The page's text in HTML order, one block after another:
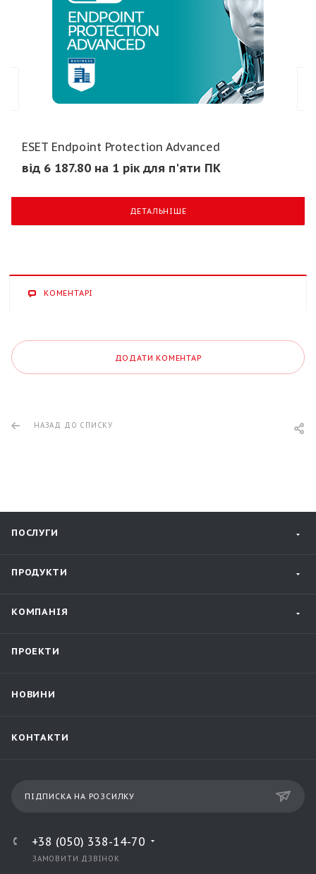
ESET Endpoint Protection Advanced
від 6 187.80 на 1 рік для п'яти ПК
ДЕТАЛЬНІШЕ
КОМЕНТАРІ
ДОДАТИ КОМЕНТАР
НАЗАД ДО СПИСКУ
ПОСЛУГИ
ПРОДУКТИ
КОМПАНІЯ
ПРОЕКТИ
НОВИНИ
КОНТАКТИ
ПІДПИСКА НА РОЗСИЛКУ
+38 (050) 338-14-70
ЗАМОВИТИ ДЗВІНОК